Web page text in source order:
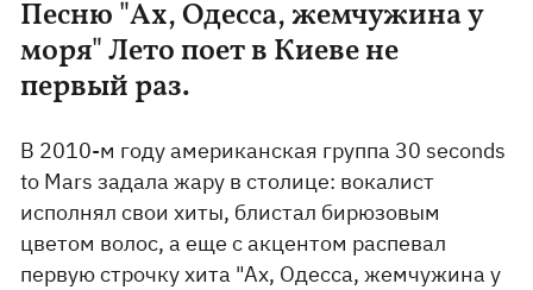
Песню "Ах, Одесса, жемчужина у
моря" Лето поет в Киеве не
первый раз.
В 2010-м году американская группа 30 seconds
to Mars задала жару в столице: вокалист
исполнял свои хиты, блистал бирюзовым
цветом волос, а еще с акцентом распевал
первую строчку хита "Ах, Одесса, жемчужина у